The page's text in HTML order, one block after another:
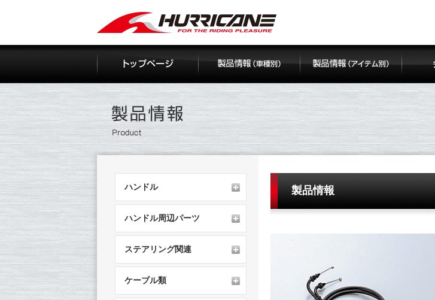
製品情報
ハンドル
ハンドル周辺パーツ
ステアリング関連
ケーブル類